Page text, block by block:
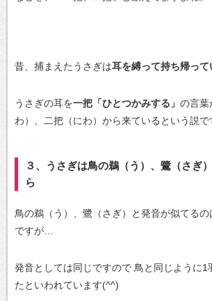
昔、捕まえたうさぎは耳を縛って持ち帰って
うさぎの耳を一把「ひとつかみする」 の言葉
わ）、二把（にわ）から来ているという説で
３、うさぎは鳥の鵜（う）、鷺（さぎ
ら
鳥の鵜（う）、鷺（さぎ）と発音が似てるの
ですが…
発音としては同じですので 鳥と同じように1
たといわれています(^^)